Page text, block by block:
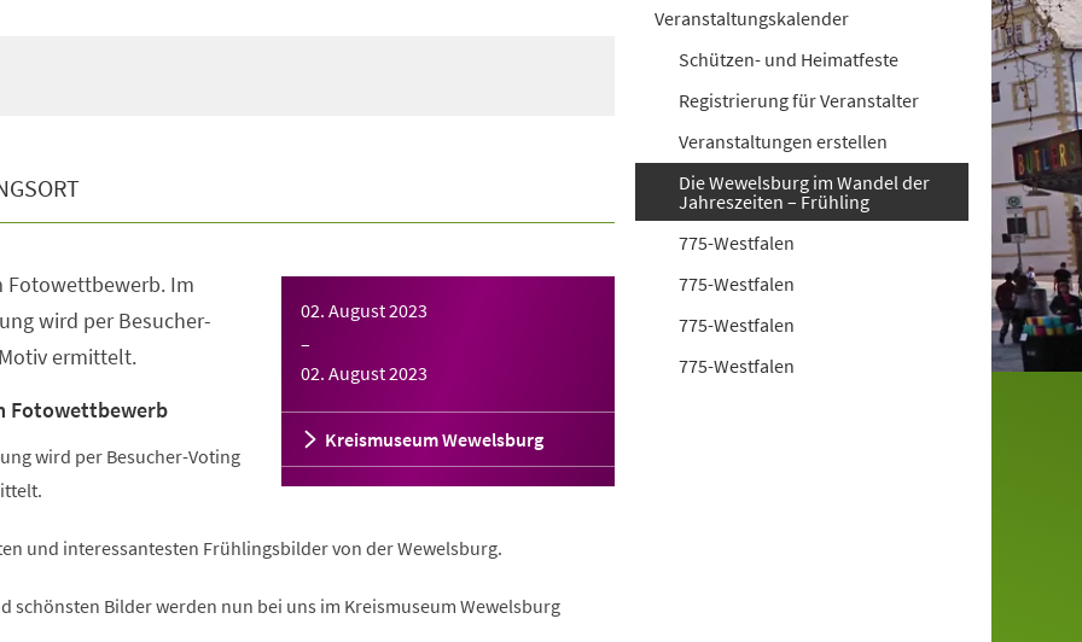
02. August 2023
–
02. August 2023
Kreismuseum Wewelsburg
Fotowettbewerb. Im
wird per Besucher-
ermittelt.
Fotowettbewerb
wird per Besucher-Voting
und interessantesten Frühlingsbilder von der Wewelsburg.
schönsten Bilder werden nun bei uns im Kreismuseum Wewelsburg
Veranstaltungskalender
Schützen- und Heimatfeste
Registrierung für Veranstalter
Veranstaltungen erstellen
Die Wewelsburg im Wandel der
Jahreszeiten – Frühling
775-Westfalen
775-Westfalen
775-Westfalen
775-Westfalen